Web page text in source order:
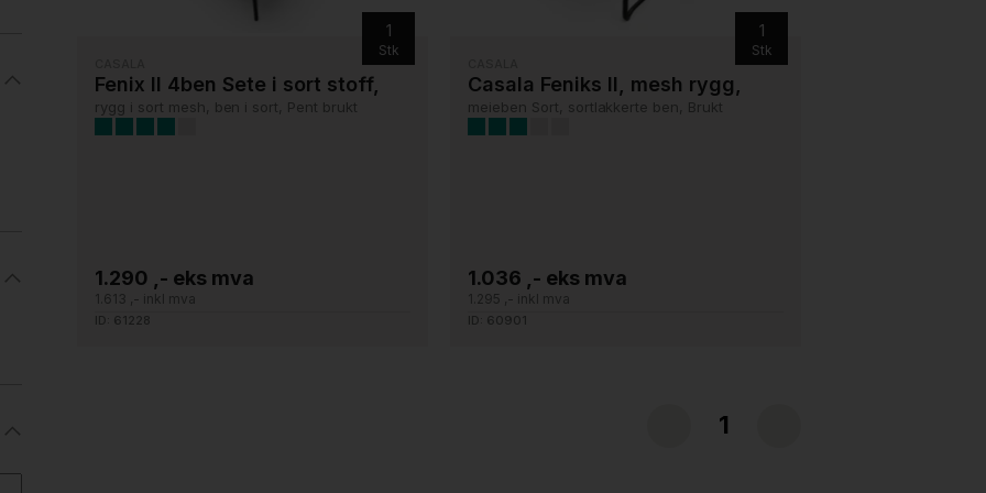
1
Stk
Fenix II 4ben Sete i sort stoff,
rygg i sort mesh, ben i sort, Pent brukt
1.290 ,- eks mva
1.613 ,- inkl mva
ID: 61228
1
Stk
Casala Feniks II, mesh rygg,
meieben Sort, sortlakkerte ben, Brukt
1.036 ,- eks mva
1.295 ,- inkl mva
ID: 60901
1